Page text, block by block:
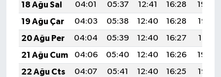
18 Ağu Sal
04:01 05:37 12:41 16:28
19:34
19 Ağu Çar
04:03 05:38 12:40 16:28
19:33
20 Ağu Per
04:04 05:39 12:40 16:27
19:31
21 Ağu Cum
04:06 05:40 12:40 16:26
19:30
22 Ağu Cts
04:07 05:41 12:40 16:25
19:28